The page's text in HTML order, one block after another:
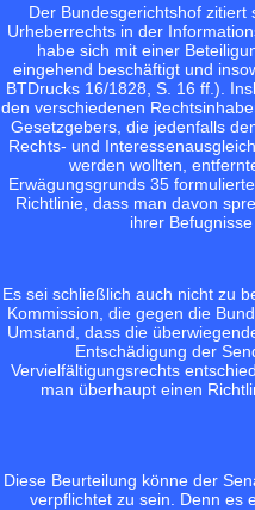
Der Bundesgerichtshof
Urheberrechts in der
habe sich mit einer
eingehend beschäftigt und
BTDrucks 16/1828, S. 16 ff.).
den verschiedenen
Gesetzgebers, die jedenfalls
Rechts- und
werden wollten,
Erwägungsgrunds 35
Richtlinie, dass man davon
ihrer
Es sei schließlich auch nicht zu
Kommission, die gegen die
Umstand, dass die
Entschädigung der
Vervielfältigungsrechts
man überhaupt einen
Diese Beurteilung könne der
verpflichtet zu sein. Denn es